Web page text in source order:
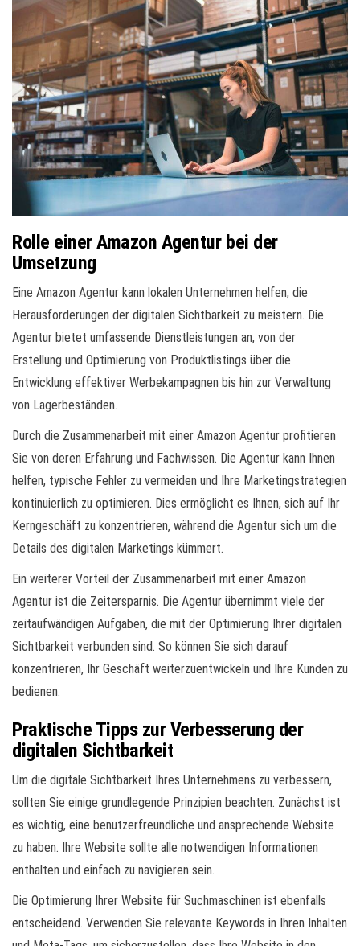
Rolle einer Amazon Agentur bei der
Umsetzung
Eine Amazon Agentur kann lokalen Unternehmen helfen, die
Herausforderungen der digitalen Sichtbarkeit zu meistern. Die
Agentur bietet umfassende Dienstleistungen an, von der
Erstellung und Optimierung von Produktlistings über die
Entwicklung effektiver Werbekampagnen bis hin zur Verwaltung
von Lagerbeständen.
Durch die Zusammenarbeit mit einer Amazon Agentur profitieren
Sie von deren Erfahrung und Fachwissen. Die Agentur kann Ihnen
helfen, typische Fehler zu vermeiden und Ihre Marketingstrategien
kontinuierlich zu optimieren. Dies ermöglicht es Ihnen, sich auf Ihr
Kerngeschäft zu konzentrieren, während die Agentur sich um die
Details des digitalen Marketings kümmert.
Ein weiterer Vorteil der Zusammenarbeit mit einer Amazon
Agentur ist die Zeitersparnis. Die Agentur übernimmt viele der
zeitaufwändigen Aufgaben, die mit der Optimierung Ihrer digitalen
Sichtbarkeit verbunden sind. So können Sie sich darauf
konzentrieren, Ihr Geschäft weiterzuentwickeln und Ihre Kunden zu
bedienen.
Praktische Tipps zur Verbesserung der
digitalen Sichtbarkeit
Um die digitale Sichtbarkeit Ihres Unternehmens zu verbessern,
sollten Sie einige grundlegende Prinzipien beachten. Zunächst ist
es wichtig, eine benutzerfreundliche und ansprechende Website
zu haben. Ihre Website sollte alle notwendigen Informationen
enthalten und einfach zu navigieren sein.
Die Optimierung Ihrer Website für Suchmaschinen ist ebenfalls
entscheidend. Verwenden Sie relevante Keywords in Ihren Inhalten